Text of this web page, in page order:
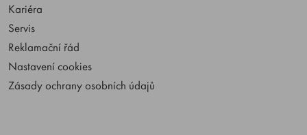
Kariéra
Servis
Reklamační řád
Nastavení cookies
Zásady ochrany osobních údajů